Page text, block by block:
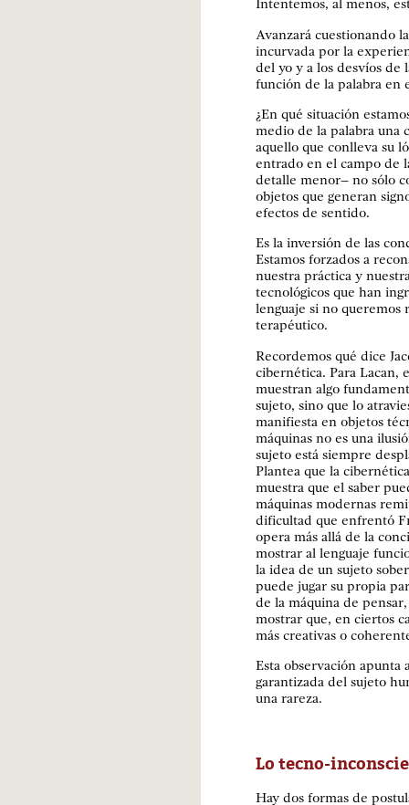
Intentemos, al menos,
Avanzará cuestionando
incurvada por la
del yo y a los desvíos de
función de la palabra en
¿En qué situación
medio de la palabra una
aquello que conlleva su
entrado en el campo de
detalle menor– no sólo
objetos que generan
efectos de sentido.
Es la inversión de las
Estamos forzados a
nuestra práctica y
tecnológicos que han
lenguaje si no queremos
terapéutico.
Recordemos qué dice
cibernética. Para Lacan,
muestran algo
sujeto, sino que lo
manifiesta en objetos
máquinas no es una
sujeto está siempre
Plantea que la
muestra que el saber
máquinas modernas
dificultad que enfrentó
opera más allá de la
mostrar al lenguaje
la idea de un sujeto
puede jugar su propia
de la máquina de
mostrar que, en ciertos
más creativas o
Esta observación
garantizada del sujeto
una rareza.
Lo tecno-
Hay dos formas de